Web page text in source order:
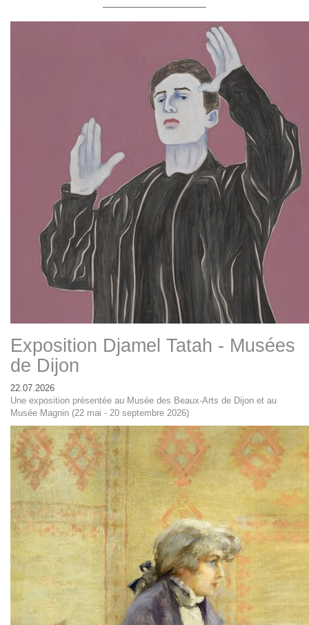
Exposition Djamel Tatah - Musées
de Dijon
22.07.2026
Une exposition présentée au Musée des Beaux-Arts de Dijon et au
Musée Magnin (22 mai - 20 septembre 2026)